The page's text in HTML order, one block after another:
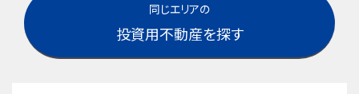
同じエリアの
投資用不動産を探す